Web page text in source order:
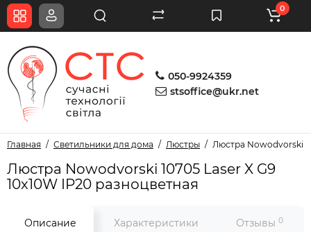
050-9924359
stsoffice@ukr.net
0
Главная Светильники для дома Люстры Люстра Nowodvorski
Люстра Nowodvorski 10705 Laser X G9
10x10W IP20 разноцветная
Описание Характеристики Отзывы 0